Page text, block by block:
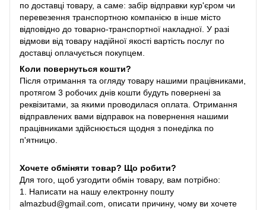
по доставці товару, а саме: забір відправки кур'єром чи
перевезення транспортною компанією в інше місто
відповідно до товарно-транспортної накладної. У разі
відмови від товару надійної якості вартість послуг по
доставці оплачується покупцем.
Коли повернуться кошти?
Після отримання та огляду товару нашими працівниками,
протягом 3 робочих днів кошти будуть повернені за
реквізитами, за якими проводилася оплата. Отримання
відправлених вами відправок на повернення нашими
працівниками здійснюється щодня з понеділка по
п'ятницю.
Хочете обміняти товар? Що робити?
Для того, щоб узгодити обмін товару, вам потрібно:
1. Написати на нашу електронну пошту
almazbud@gmail.com, описати причину, чому ви хочете